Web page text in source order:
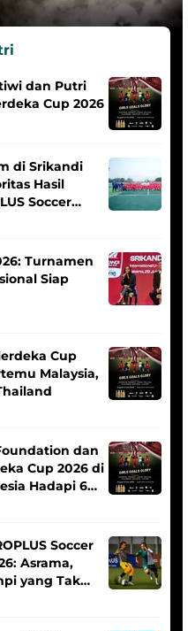
dan Putri
Cup 2026
di Srikandi
Hasil
Soccer
Turnamen
Siap
Cup
Malaysia,
dan
Cup 2026 di
Hadapi 6
Soccer
Asrama,
yang Tak